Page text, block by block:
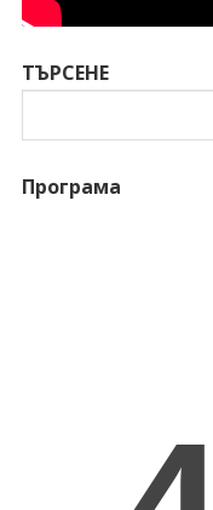
ТЪРСЕНЕ
Програма